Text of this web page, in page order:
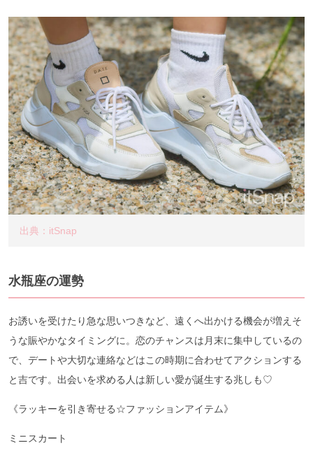
出典：itSnap
水瓶座の運勢
お誘いを受けたり急な思いつきなど、遠くへ出かける機会が増えそ
うな賑やかなタイミングに。恋のチャンスは月末に集中しているの
で、デートや大切な連絡などはこの時期に合わせてアクションする
と吉です。出会いを求める人は新しい愛が誕生する兆しも♡
《ラッキーを引き寄せる☆ファッションアイテム》
ミニスカート